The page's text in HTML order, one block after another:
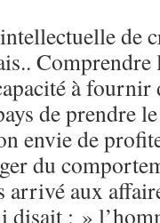
de
à fournir
de prendre
envie de
du
arrivé aux
disait : »